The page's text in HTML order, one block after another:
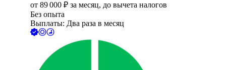
от 89 000 ₽ за месяц, до вычета налогов
Без опыта
Выплаты: Два раза в месяц